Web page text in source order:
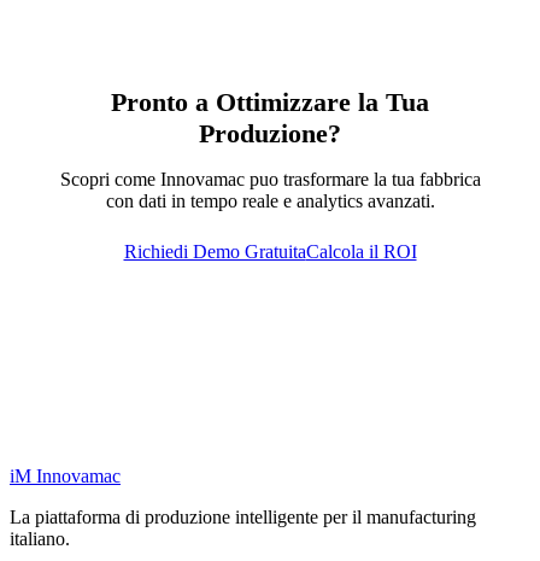
Pronto a Ottimizzare la Tua
Produzione?
Scopri come Innovamac puo trasformare la tua fabbrica
con dati in tempo reale e analytics avanzati.
Richiedi Demo GratuitaCalcola il ROI
iM Innovamac
La piattaforma di produzione intelligente per il manufacturing
italiano.